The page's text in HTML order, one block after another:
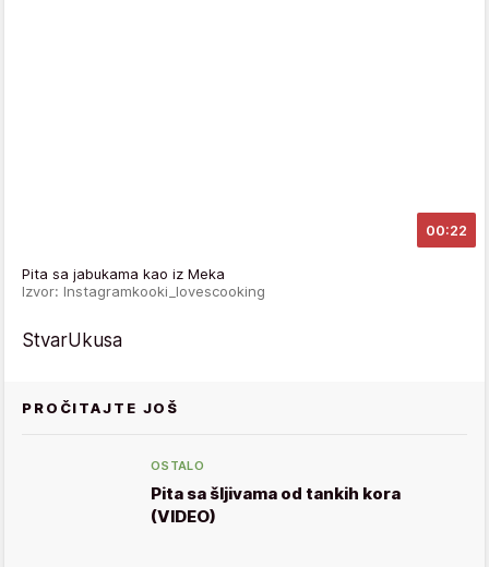
00:22
Pita sa jabukama kao iz Meka
Izvor: Instagramkooki_lovescooking
StvarUkusa
PROČITAJTE JOŠ
OSTALO
Pita sa šljivama od tankih kora
(VIDEO)